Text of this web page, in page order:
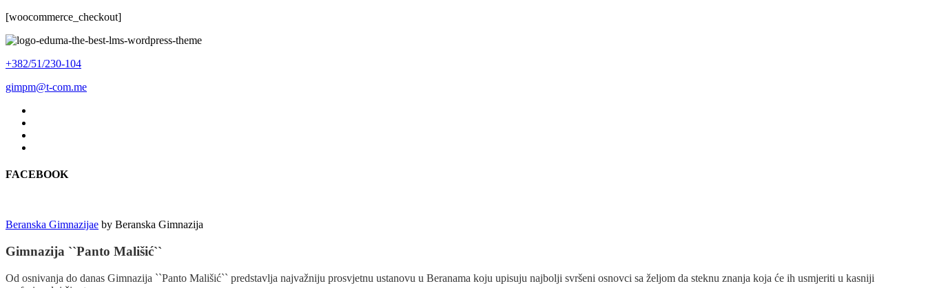
[woocommerce_checkout]
+382/51/230-104
gimpm@t-com.me
FACEBOOK
Beranska Gimnazijae by Beranska Gimnazija
Gimnazija ``Panto Mališić``
Od osnivanja do danas Gimnazija ``Panto Mališić`` predstavlja najvažniju prosvjetnu ustanovu u Beranama koju upisuju najbolji svršeni osnovci sa željom da steknu znanja koja će ih usmjeriti u kasniji